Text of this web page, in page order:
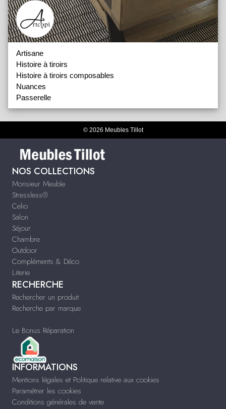
Artisane
Histoire à tiroirs
Histoire à tiroirs composables
Nuances
Passerelle
© 2026 Meubles Tillot
NOS COLLECTIONS
Monsieur Meuble
Stressless®
Celio
Salon
Séjour
Chambre
Outdoor
Compléments & Déco
Literie
RECHERCHE
Rechercher un produit
Recherche par marque
Le Bonus Réparation
INFORMATIONS
Mentions légales et Politique relative aux cookies
Paramétrer les cookies
Conditions générales de vente